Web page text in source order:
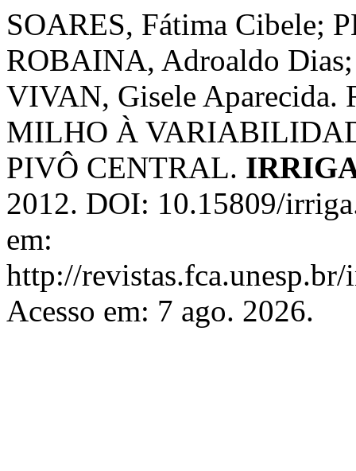
SOARES, Fátima Cibele;
ROBAINA, Adroaldo
VIVAN, Gisele Aparecida.
MILHO À
PIVÔ CENTRAL.
2012. DOI: 10.15809/
em:
http://
Acesso em: 7 ago. 2026.